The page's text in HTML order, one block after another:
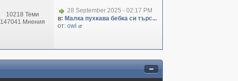
10218 Теми
147041 Мнения
28 September 2025 - 02:17 PM
в: Малка пухкава бебка си търс...
от: owl